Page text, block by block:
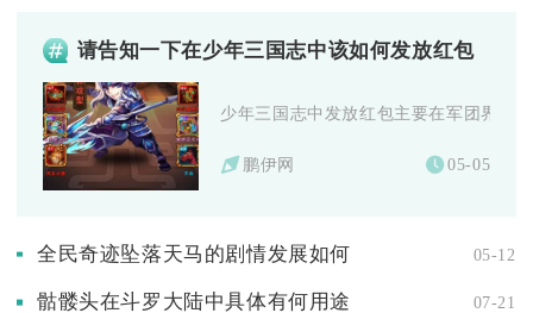
请告知一下在少年三国志中该如何发放红包
少年三国志中发放红包主要在军团界面
鹏伊网 05-05
全民奇迹坠落天马的剧情发展如何 05-12
骷髅头在斗罗大陆中具体有何用途 07-21